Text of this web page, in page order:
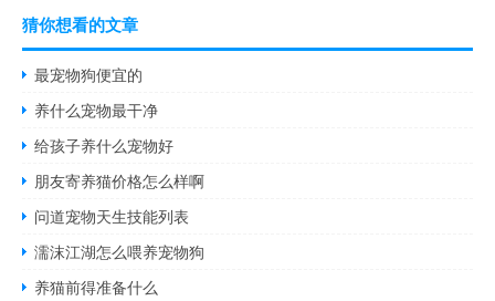
猜你想看的文章
最宠物狗便宜的
养什么宠物最干净
给孩子养什么宠物好
朋友寄养猫价格怎么样啊
问道宠物天生技能列表
濡沫江湖怎么喂养宠物狗
养猫前得准备什么